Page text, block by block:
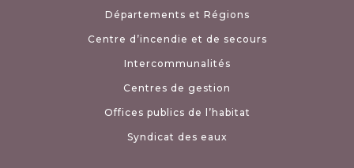
Départements et Régions
Centre d’incendie et de secours
Intercommunalités
Centres de gestion
Offices publics de l’habitat
Syndicat des eaux